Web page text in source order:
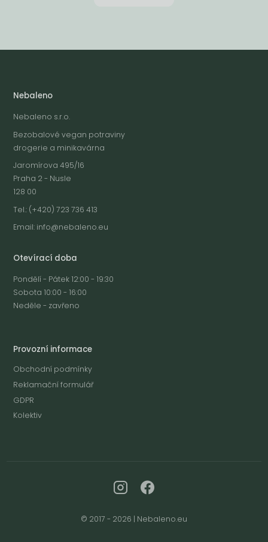
Nebaleno
Nebaleno s.r.o.
Bezobalové vegan potraviny
drogerie a minikavárna
Jaromírova 495/16
Praha 2 - Nusle
128 00
Tel.: (+420) 723 736 413
Email: info@nebaleno.eu
Otevírací doba
Pondělí - Pátek 12:00 - 19:30
Sobota 10:00 - 16:00
Neděle - zavřeno
Provozní informace
Obchodní podmínky
Reklamační formulář
GDPR
Kolektiv
© 2017 - 2026 | Nebaleno.eu